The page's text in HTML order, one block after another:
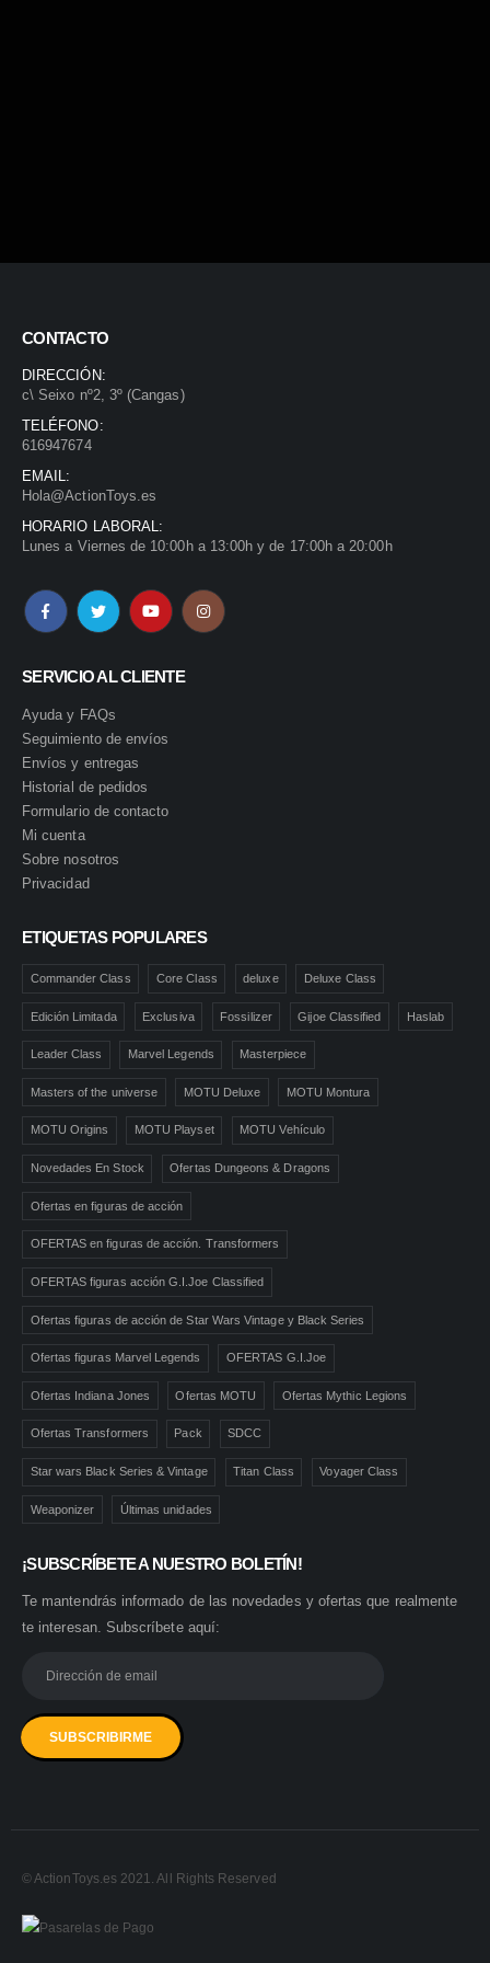
CONTACTO
DIRECCIÓN:
c\ Seixo nº2, 3º (Cangas)
TELÉFONO:
616947674
EMAIL:
Hola@ActionToys.es
HORARIO LABORAL:
Lunes a Viernes de 10:00h a 13:00h y de 17:00h a 20:00h
SERVICIO AL CLIENTE
Ayuda y FAQs
Seguimiento de envíos
Envíos y entregas
Historial de pedidos
Formulario de contacto
Mi cuenta
Sobre nosotros
Privacidad
ETIQUETAS POPULARES
Commander Class Core Class deluxe Deluxe Class
Edición Limitada Exclusiva Fossilizer Gijoe Classified Haslab
Leader Class Marvel Legends Masterpiece
Masters of the universe MOTU Deluxe MOTU Montura
MOTU Origins MOTU Playset MOTU Vehículo
Novedades En Stock Ofertas Dungeons & Dragons
Ofertas en figuras de acción
OFERTAS en figuras de acción. Transformers
OFERTAS figuras acción G.I.Joe Classified
Ofertas figuras de acción de Star Wars Vintage y Black Series
Ofertas figuras Marvel Legends OFERTAS G.I.Joe
Ofertas Indiana Jones Ofertas MOTU Ofertas Mythic Legions
Ofertas Transformers Pack SDCC
Star wars Black Series & Vintage Titan Class Voyager Class
Weaponizer Últimas unidades
¡SUBSCRÍBETE A NUESTRO BOLETÍN!
Te mantendrás informado de las novedades y ofertas que realmente
te interesan. Subscríbete aquí:
© ActionToys.es 2021. All Rights Reserved